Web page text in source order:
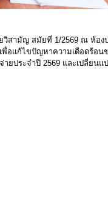
สามัญ สมัยที่ 1/2569 ณ ห้อง
อแก้ไขปัญหาความเดือดร้อ
ประจำปี 2569 และเปลี่ยน